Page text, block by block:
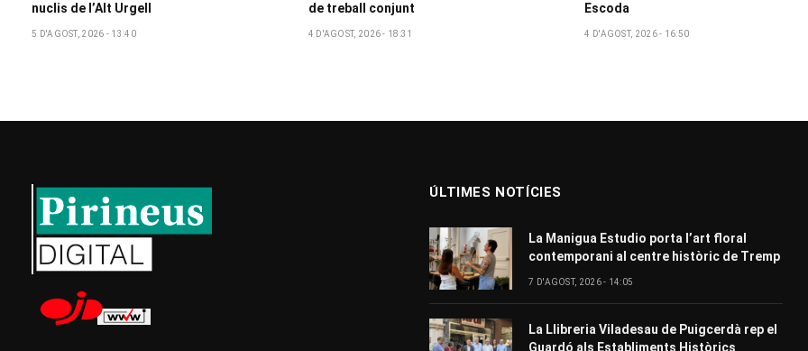
nuclis de l’Alt Urgell
5 D'AGOST, 2026 - 13:40
de treball conjunt
4 D'AGOST, 2026 - 18:31
Escoda
4 D'AGOST, 2026 - 16:50
ÚLTIMES NOTÍCIES
La Manigua Estudio porta l’art floral
contemporani al centre històric de Tremp
7 D'AGOST, 2026 - 14:05
La Llibreria Viladesau de Puigcerdà rep el
Guardó als Establiments Històrics